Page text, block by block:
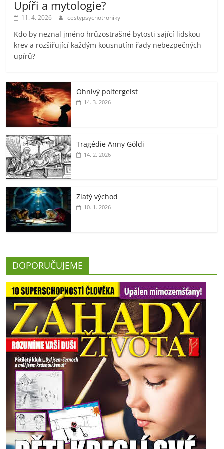
Upíři a mytologie?
11. 4. 2026 cestypsychotroniky
Kdo by neznal jméno hrůzostrašné bytosti sající lidskou
krev a rozšiřující každým kousnutím řady nebezpečných
upírů?
Ohnivý poltergeist
14. 3. 2026
Tragédie Anny Göldi
14. 2. 2026
Zlatý východ
10. 1. 2026
DOPORUČUJEME